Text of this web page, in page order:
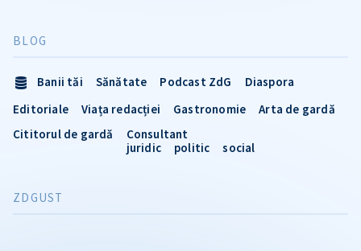
BLOG
Banii tăi Sănătate Podcast ZdG
Diaspora
Editoriale
Viața redacției Gastronomie
Arta de gardă
Cititorul de gardă
Consultant
juridic
politic social
ZDGUST